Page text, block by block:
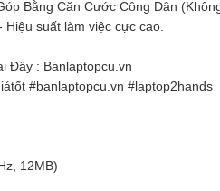
Bằng Căn Cước Công Dân
suất làm việc cực cao.
Đây : Banlaptopcu.vn
#banlaptopcu.vn #laptop2hands
12MB)